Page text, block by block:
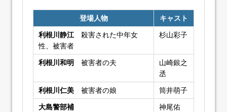
登場人物
キャスト
利根川静江殺害された中年女
性、被害者
杉山彩子
利根川和明 被害者の夫
山崎銀之
丞
利根川仁美 被害者の娘
筒井萌子
大島警部補
神尾佑